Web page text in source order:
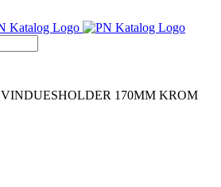
VINDUESHOLDER 170MM KROM